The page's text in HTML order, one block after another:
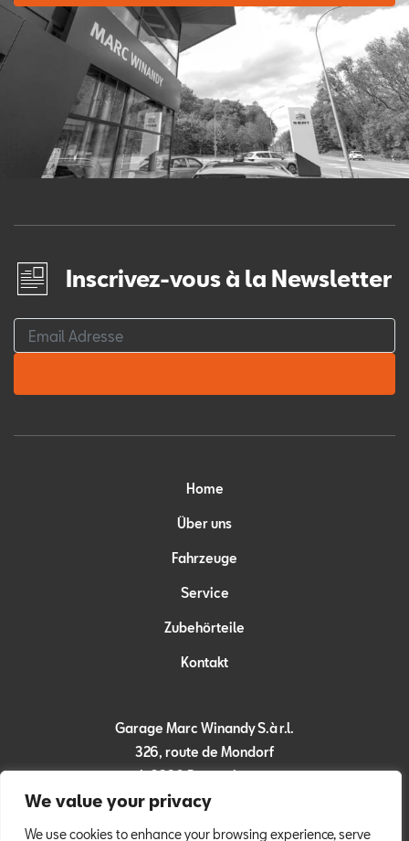
We value your privacy
We use cookies to enhance your browsing experience, serve
Inscrivez-vous à la Newsletter
Home
Über uns
Fahrzeuge
Service
Zubehörteile
Kontakt
Garage Marc Winandy S.à r.l.
326, route de Mondorf
L-3260 Bettembourg
Tel:+352 51 83 83